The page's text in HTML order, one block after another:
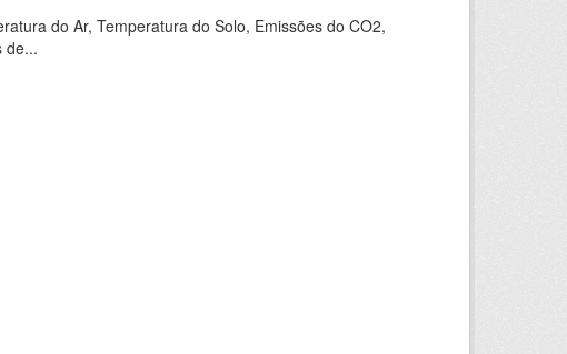
do Ar, Temperatura do Solo, Emissões do CO2,
de...